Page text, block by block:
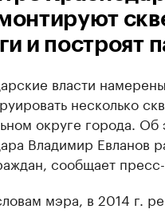
и построят
власти
несколько
округе города. Об
Владимир Евланов
сообщает
мэра, в 2014 г.